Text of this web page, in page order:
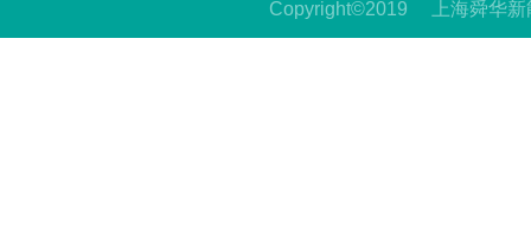
Copyright©2019 上海舜华